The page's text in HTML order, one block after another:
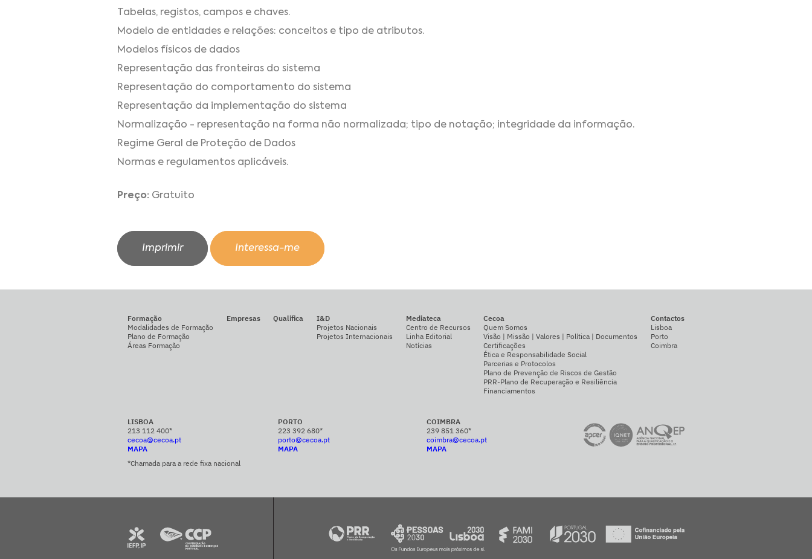
Tabelas, registos, campos e chaves.
Modelo de entidades e relações: conceitos e tipo de atributos.
Modelos físicos de dados
Representação das fronteiras do sistema
Representação do comportamento do sistema
Representação da implementação do sistema
Normalização - representação na forma não normalizada; tipo de notação; integridade da informação.
Regime Geral de Proteção de Dados
Normas e regulamentos aplicáveis.
Preço: Gratuito
Imprimir Interessa-me
Formação
Modalidades de Formação
Plano de Formação
Áreas Formação
Empresas Qualifica
I&D
Projetos Nacionais
Projetos Internacionais
Mediateca
Centro de Recursos
Linha Editorial
Notícias
Cecoa
Quem Somos
Visão | Missão | Valores | Política | Documentos
Certificações
Ética e Responsabilidade Social
Parcerias e Protocolos
Plano de Prevenção de Riscos de Gestão
PRR-Plano de Recuperação e Resiliência
Financiamentos
Contactos
Lisboa
Porto
Coimbra
LISBOA
213 112 400*
cecoa@cecoa.pt
MAPA
PORTO
223 392 680*
porto@cecoa.pt
MAPA
COIMBRA
239 851 360*
coimbra@cecoa.pt
MAPA
*Chamada para a rede fixa nacional